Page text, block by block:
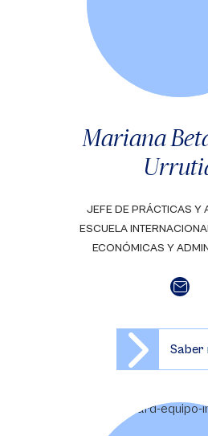
Mariana
JEFE DE PRÁCTICAS Y
ESCUELA
ECONÓMICAS Y
Saber